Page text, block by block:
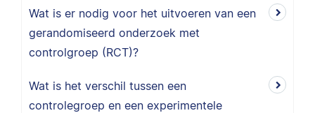
Wat is er nodig voor het uitvoeren van een
gerandomiseerd onderzoek met
controlgroep (RCT)?
Wat is het verschil tussen een
controlegroep en een experimentele